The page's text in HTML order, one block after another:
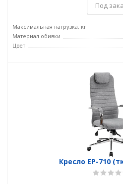
Под
Максимальная нагрузка, кг
Материал обивки
Цвет
Кресло EP-710